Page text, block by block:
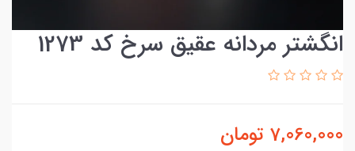
انگشتر مردانه عقیق سرخ کد 1273
7,060,000 تومان